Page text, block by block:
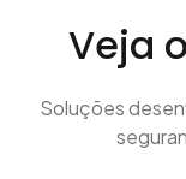
Veja
Soluções